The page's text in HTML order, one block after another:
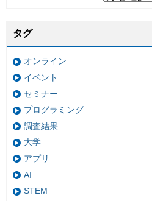
タグ
オンライン
イベント
セミナー
プログラミング
調査結果
大学
アプリ
AI
STEM